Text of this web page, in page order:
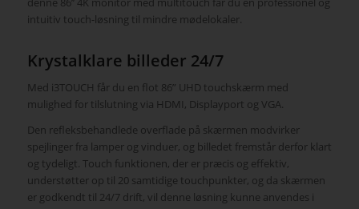
intuitiv touch-løsning til mindre mødelokaler.
Krystalklare billeder 24/7
Med i3TOUCH får du en flot 86” UHD touchskærm med
mulighed for tilslutning via HDMI, Displayport og VGA.
Den refleksbehandlede overflade på skærmen modvirker
spejlinger fra lamper og vinduer, og billedet fremstår derfor klart
og tydeligt. Touch funktionen, der er præcis og effektiv,
understøtter op til 20 samtidige touchpunkter, og da skærmen
er godkendt til 24/7 drift, vil denne løsning kunne anvendes i